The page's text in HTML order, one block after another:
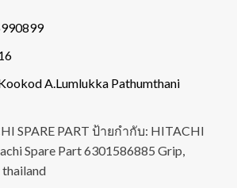
A.Lumlukka Pathumthani
SPARE PART ป้ายกำกับ: HITACHI
Spare Part 6301586885 Grip,